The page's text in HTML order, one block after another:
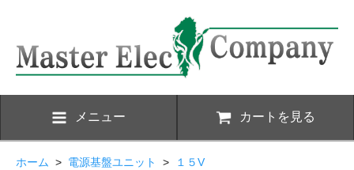
メニュー カートを見る
ホーム > 電源基盤ユニット > １５V